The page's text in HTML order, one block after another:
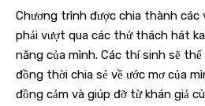
Chương trình được chia thành
phải vượt qua các thử thách hát
năng của mình. Các thí sinh sẽ
đồng thời chia sẻ về ước mơ của
đồng cảm và giúp đỡ từ khán giả